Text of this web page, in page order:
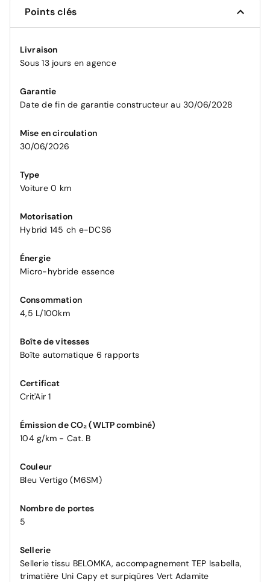
Points clés
Livraison
Sous 13 jours en agence
Garantie
Date de fin de garantie constructeur au 30/06/2028
Mise en circulation
30/06/2026
Type
Voiture 0 km
Motorisation
Hybrid 145 ch e-DCS6
Énergie
Micro-hybride essence
Consommation
4,5 L/100km
Boîte de vitesses
Boîte automatique 6 rapports
Certificat
Crit'Air 1
Émission de CO₂ (WLTP combiné)
104 g/km - Cat. B
Couleur
Bleu Vertigo (M6SM)
Nombre de portes
5
Sellerie
Sellerie tissu BELOMKA, accompagnement TEP Isabella,
trimatière Uni Capy et surpiqûres Vert Adamite